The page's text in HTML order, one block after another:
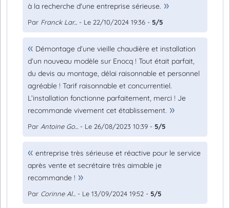
à la recherche d'une entreprise sérieuse.
Par Franck Lar... - Le 22/10/2024 19:36 - 5/5
Démontage d’une vieille chaudière et installation
d’un nouveau modèle sur Enocq ! Tout était parfait,
du devis au montage, délai raisonnable et personnel
agréable ! Tarif raisonnable et concurrentiel.
L’installation fonctionne parfaitement, merci ! Je
recommande vivement cet établissement.
Par Antoine Go... - Le 26/08/2023 10:39 - 5/5
entreprise très sérieuse et réactive pour le service
après vente et secrétaire très aimable je
recommande !
Par Corinne Al... - Le 13/09/2024 19:52 - 5/5